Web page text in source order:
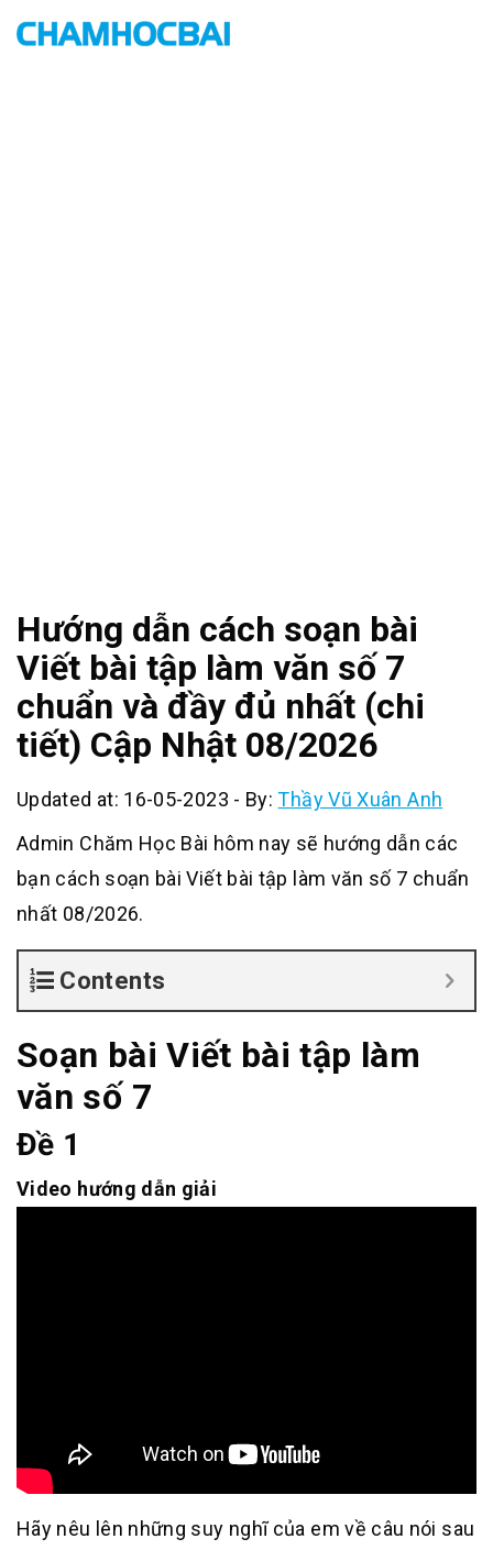
Hướng dẫn cách soạn bài
Viết bài tập làm văn số 7
chuẩn và đầy đủ nhất (chi
tiết) Cập Nhật 08/2026
Updated at: 16-05-2023 - By:Thầy Vũ Xuân Anh
Admin Chăm Học Bài hôm nay sẽ hướng dẫn các
bạn cách soạn bài Viết bài tập làm văn số 7 chuẩn
nhất 08/2026.
Contents
Soạn bài Viết bài tập làm
văn số 7
Đề 1
Video hướng dẫn giải
Hãy nêu lên những suy nghĩ của em về câu nói sau